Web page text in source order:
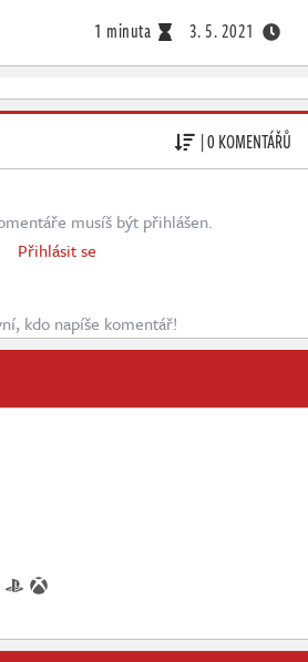
1 minuta 3. 5. 2021
| 0 KOMENTÁŘŮ
musíš být přihlášen.
Přihlásit se
kdo napíše komentář!